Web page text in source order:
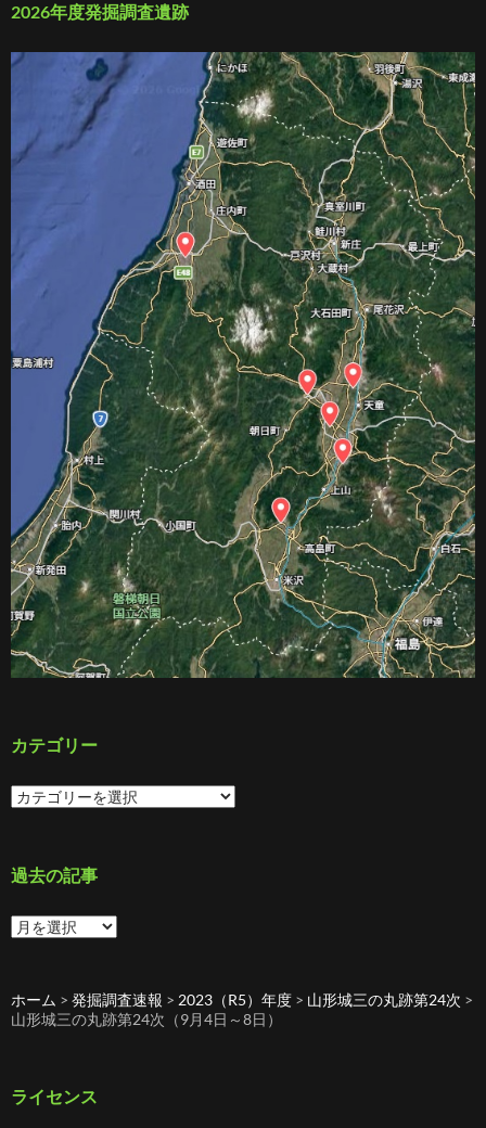
2026年度発掘調査遺跡
カテゴリー
カ
テ
ー
過去の記事
過
去
事
ホーム > 発掘調査速報 > 2023（R5）年度 > 山形城三の丸跡第24次 >
山形城三の丸跡第24次（9月4日～8日）
ライセンス